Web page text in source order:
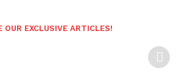
OUR EXCLUSIVE ARTICLES!